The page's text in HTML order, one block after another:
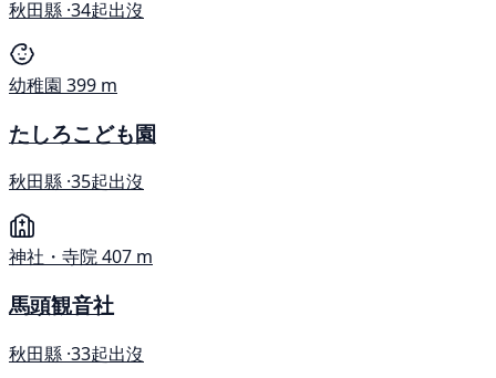
秋田縣 ·34起出沒
幼稚園 399 m
たしろこども園
秋田縣 ·35起出沒
神社・寺院407 m
馬頭観音社
秋田縣 ·33起出沒